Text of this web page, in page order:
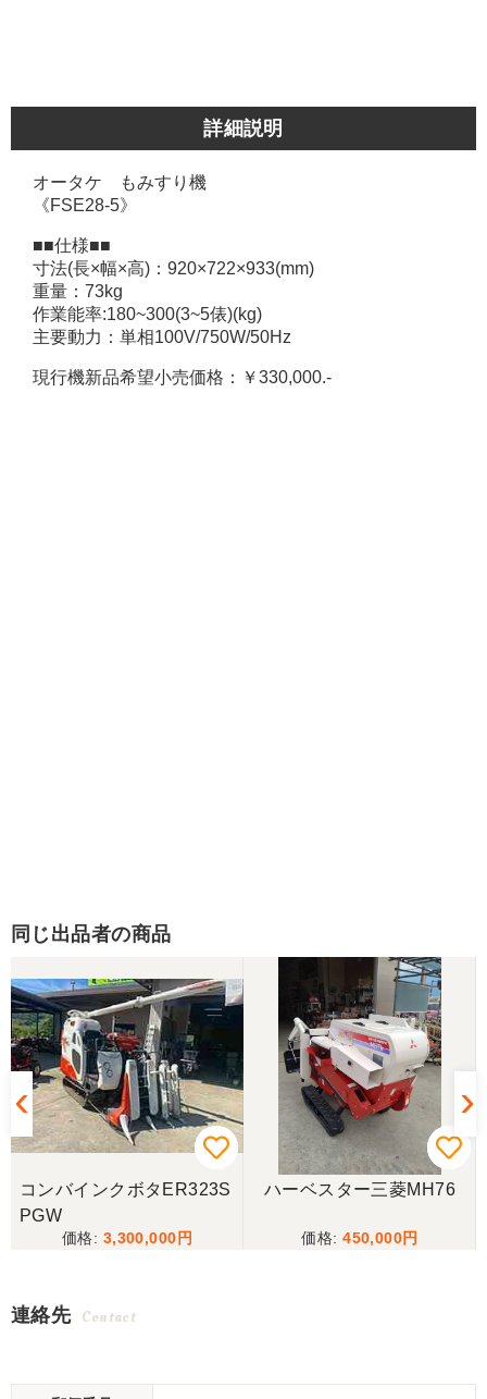
詳細説明
オータケ もみすり機
《FSE28-5》
■■仕様■■
寸法(長×幅×高)：920×722×933(mm)
重量：73kg
作業能率:180~300(3~5俵)(kg)
主要動力：単相100V/750W/50Hz
現行機新品希望小売価格：￥330,000.-
同じ出品者の商品
コンバインクボタER323S
PGW
3,300,000
ハーベスター三菱MH76
450,000
連絡先 Contact